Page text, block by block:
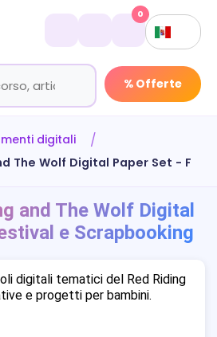
% Offerte
0
digitali
The Wolf Digital Paper Set -
and The Wolf Digital
e Scrapbooking
digitali tematici del Red Riding
e progetti per bambini.